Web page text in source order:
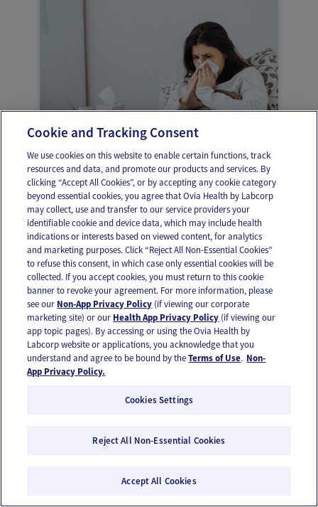
¿En qué se diferencia la gripe del
resfriado?
Por qué es importante vacunarse contra la
Cookie and Tracking Consent
We use cookies on this website to enable certain functions, track
resources and data, and promote our products and services. By
clicking “Accept All Cookies”, or by accepting any cookie category
beyond essential cookies, you agree that Ovia Health by Labcorp
may collect, use and transfer to our service providers your
identifiable cookie and device data, which may include health
indications or interests based on viewed content, for analytics
and marketing purposes. Click “Reject All Non-Essential Cookies”
to refuse this consent, in which case only essential cookies will be
collected. If you accept cookies, you must return to this cookie
banner to revoke your agreement. For more information, please
see our Non-App Privacy Policy (if viewing our corporate
marketing site) or our Health App Privacy Policy (if viewing our
app topic pages). By accessing or using the Ovia Health by
Labcorp website or applications, you acknowledge that you
understand and agree to be bound by theTerms of Use. Non-
App Privacy Policy.
Cookies Settings
Reject All Non-Essential Cookies
Accept All Cookies